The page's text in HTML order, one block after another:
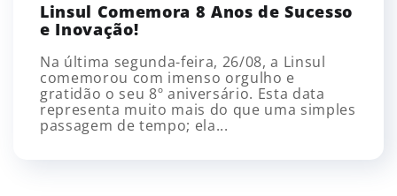
Linsul Comemora 8 Anos de Sucesso
e Inovação!
Na última segunda-feira, 26/08, a Linsul
comemorou com imenso orgulho e
gratidão o seu 8º aniversário. Esta data
representa muito mais do que uma simples
passagem de tempo; ela...